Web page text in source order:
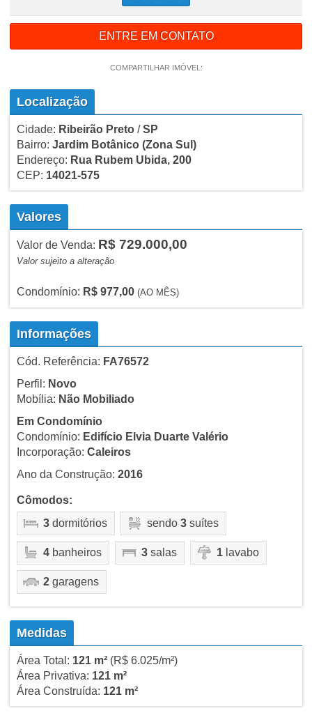
ENTRE EM CONTATO
COMPARTILHAR IMÓVEL:
Localização
Cidade: Ribeirão Preto/SP
Bairro: Jardim Botânico (Zona Sul)
Endereço: Rua Rubem Ubida, 200
CEP: 14021-575
Valores
Valor de Venda: R$ 729.000,00
Valor sujeito a alteração
Condomínio: R$ 977,00 (AO MÊS)
Informações
Cód. Referência: FA76572
Perfil: Novo
Mobília: Não Mobiliado
Em Condomínio
Condomínio: Edifício Elvia Duarte Valério
Incorporação: Caleiros
Ano da Construção: 2016
Cômodos:
3dormitórios sendo 3suítes
4banheiros 3salas 1lavabo
2garagens
Medidas
Área Total: 121 m²(R$ 6.025/m²)
Área Privativa: 121 m²
Área Construída: 121 m²